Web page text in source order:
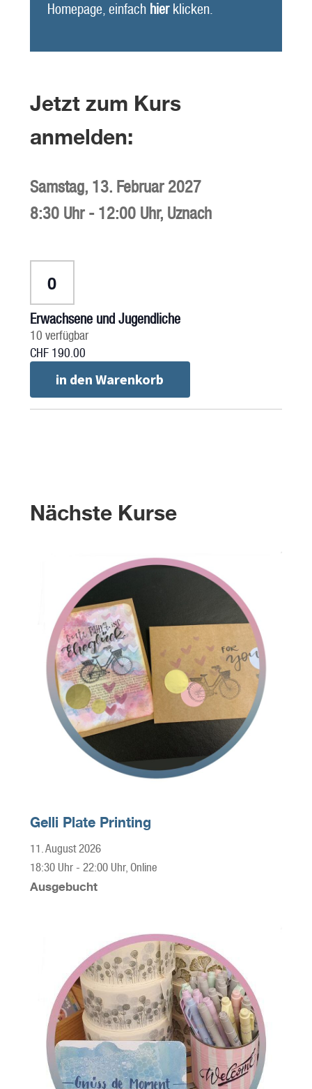
Homepage, einfach hierklicken.
Jetzt zum Kurs
anmelden:
Samstag, 13. Februar 2027
8:30 Uhr- 12:00 Uhr, Uznach
Anzahl
Erwachsene und Jugendliche
10 verfügbar
CHF 190.00
in den Warenkorb
Nächste Kurse
Gelli Plate Printing
11. August 2026
18:30 Uhr- 22:00 Uhr, Online
Ausgebucht